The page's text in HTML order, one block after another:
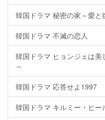
韓国ドラマ 秘密の家～愛と
韓国ドラマ 不滅の恋人
韓国ドラマ ヒョンジェは
～
韓国ドラマ 応答せよ1997
韓国ドラマ キルミー・ヒー